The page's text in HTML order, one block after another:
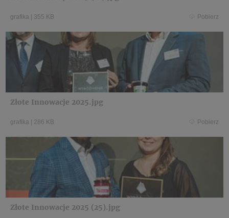
grafika 355 KB Pobierz
Złote Innowacje 2025.jpg
grafika 286 KB Pobierz
Złote Innowacje 2025 (25).jpg